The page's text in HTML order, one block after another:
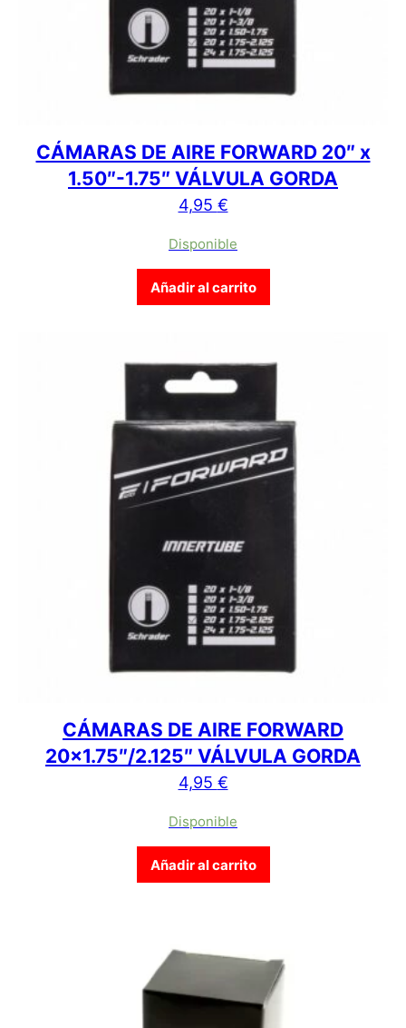
CÁMARAS DE AIRE FORWARD 20″ x
1.50″-1.75″ VÁLVULA GORDA
4,95 €
Disponible
Añadir al carrito
CÁMARAS DE AIRE FORWARD
20×1.75″/2.125″ VÁLVULA GORDA
4,95 €
Disponible
Añadir al carrito